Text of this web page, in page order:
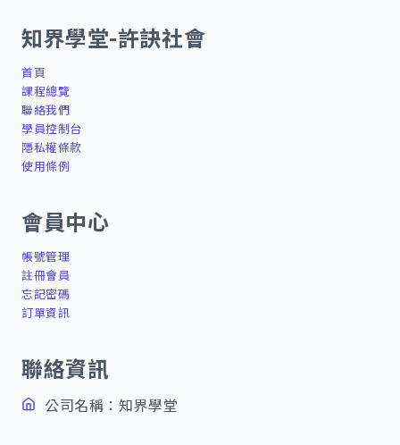
知界學堂-許訣社會
首頁
課程總覽
聯絡我們
學員控制台
隱私權條款
使用條例
會員中心
帳號管理
註冊會員
忘記密碼
訂單資訊
聯絡資訊
公司名稱：知界學堂